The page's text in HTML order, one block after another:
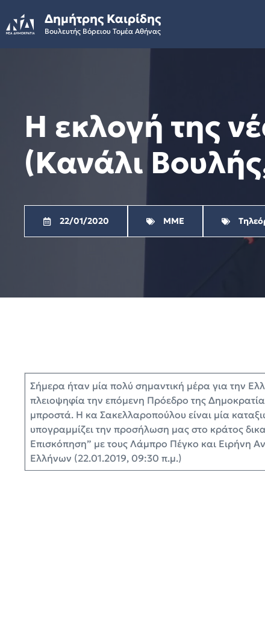
to
content
Δημήτρης Καιρίδης
Βουλευτής Βόρειου Τομέα Αθήνας
Η εκλογή της
(Κανάλι
22/01/2020 ΜΜΕ
Σήμερα ήταν μία πολύ σημαντική μέρα για την
πλειοψηφία την επόμενη Πρόεδρο της
μπροστά. Η κα Σακελλαροπούλου είναι μία
υπογραμμίζει την προσήλωση μας στο κράτος
Επισκόπηση” με τους Λάμπρο Πέγκο και Ειρήνη
Ελλήνων (22.01.2019, 09:30 π.μ.)